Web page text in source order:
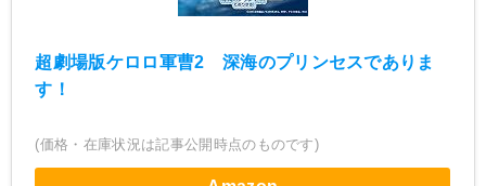
超劇場版ケロロ軍曹2 深海のプリンセスでありま
す！
(価格・在庫状況は記事公開時点のものです)